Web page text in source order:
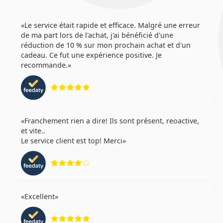
Le service était rapide et efficace. Malgré une erreur
de ma part lors de l'achat, j'ai bénéficié d'une
réduction de 10 % sur mon prochain achat et d'un
cadeau. Ce fut une expérience positive. Je
recommande.
Franchement rien a dire! Ils sont présent, reoactive,
et vite..
Le service client est top! Merci
Excellent